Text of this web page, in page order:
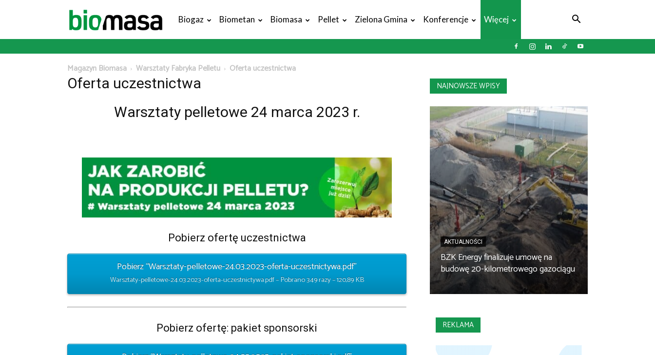
Magazyn
Biogaz Biometan Biomasa Pellet Zielona Gmina Konferencje Więcej
Magazyn Biomasa Warsztaty Fabryka Pelletu Oferta uczestnictwa
Oferta uczestnictwa
Warsztaty pelletowe 24 marca 2023 r.
Pobierz ofertę uczestnictwa
Pobierz “Warsztaty-pelletowe-24.03.2023-oferta-uczestnictywa.pdf”
Warsztaty-pelletowe-24.03.2023-oferta-uczestnictywa.pdf – Pobrano 349 razy – 120,89 KB
Pobierz ofertę: pakiet sponsorski
NAJNOWSZE WPISY
AKTUALNOŚCI
BZK Energy finalizuje umowę na
budowę 20-kilometrowego gazociągu
REKLAMA